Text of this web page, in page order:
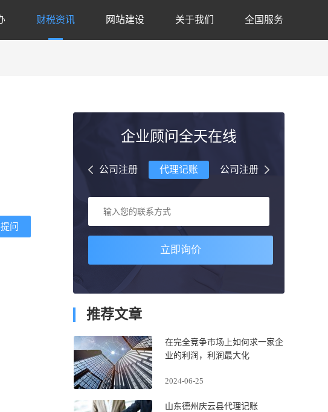
财税资讯 网站建设 关于我们 全国服务
问
企业顾问全天在线
公司注册 代理记账 公司注册
立即询价
推荐文章
在完全竞争市场上如何求一家企
业的利润，利润最大化
2024-06-25
山东德州庆云县代理记账